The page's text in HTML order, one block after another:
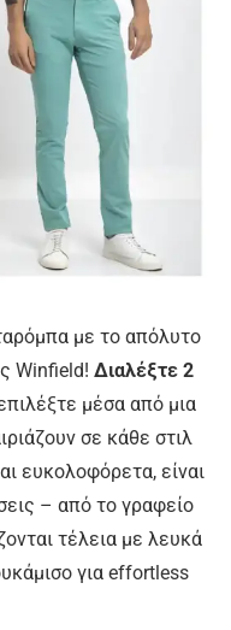
με το απόλυτο
Winfield! Διαλέξτε 2
μέσα από μια
σε κάθε στιλ
ευκολοφόρετα, είναι
– από το γραφείο
τέλεια με λευκά
για effortless